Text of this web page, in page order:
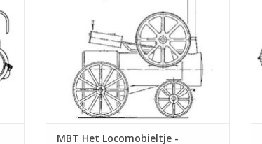
MBT Het Locomobieltje -